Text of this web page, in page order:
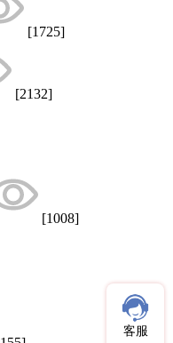
[1725]
[2132]
[1008]
客服